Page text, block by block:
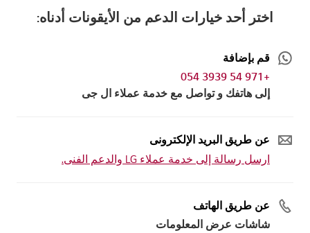
اختر أحد خيارات الدعم من الأيقونات أدناه:
قم بإضافة
+971 54 3939 054
إلى هاتفك و تواصل مع خدمة عملاء ال جى
عن طريق البريد الإلكترونى
ارسل رسالة إلى خدمة عملاء LG والدعم الفنى.
عن طريق الهاتف
شاشات عرض المعلومات